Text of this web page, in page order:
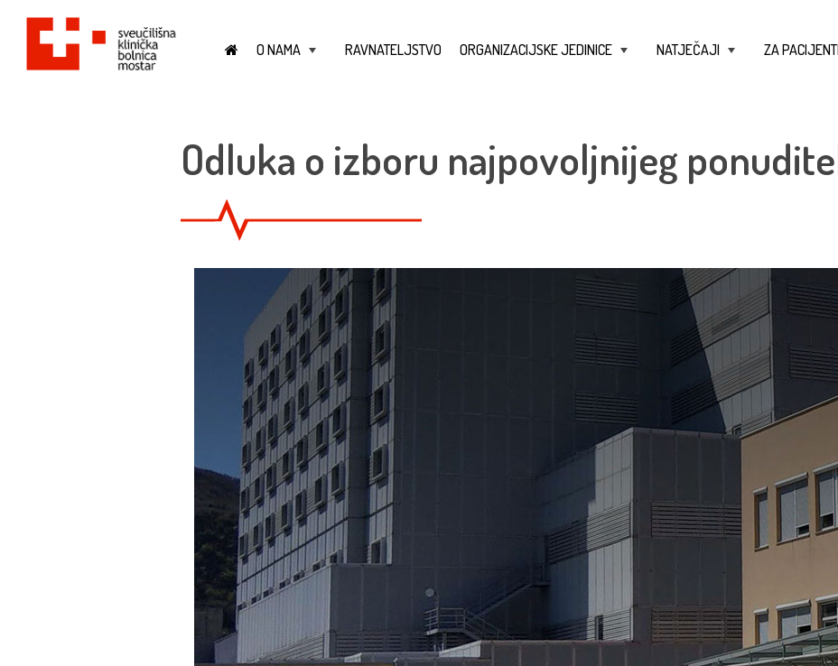
O NAMA RAVNATELJSTVO ORGANIZACIJSKE JEDINICE NATJEČAJI ZA
Odluka o izboru najpovoljnijeg